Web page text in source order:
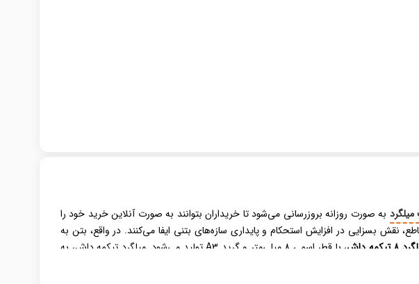
به صورت روزانه بروزرسانی می‌شود تا خریداران بتوانند به صورت آنلاین خرید خود را
نقش بسزایی در افزایش استحکام و پایداری سازه‌های بتنی ایفا می‌کنند. در واقع، بتن به
تیکمه داش
، با قطر اسمی 8 میلی‌متر و گرید A3 تولید می‌شود. میلگرد تیکمه داش، به
مناسب و کیفیت تولید این محصول، آن را به گزینه‌ای ایده‌آل و کارآمد برای بسیاری از